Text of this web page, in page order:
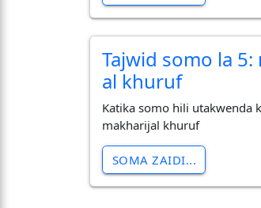
Tajwid somo la
al khuruf
Katika somo hili utakwenda
makharijal khuruf
SOMA ZAIDI...